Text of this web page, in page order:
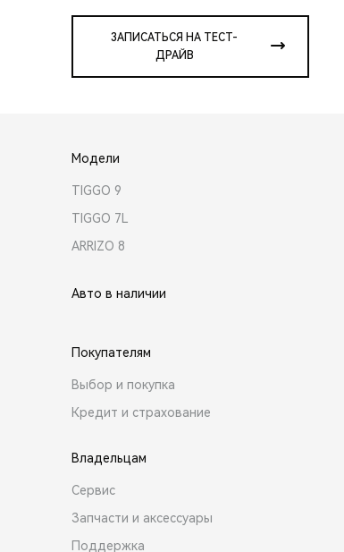
ЗАПИСАТЬСЯ НА ТЕСТ-
ДРАЙВ
Модели
TIGGO 9
TIGGO 7L
ARRIZO 8
Авто в наличии
Покупателям
Выбор и покупка
Кредит и страхование
Владельцам
Сервис
Запчасти и аксессуары
Поддержка